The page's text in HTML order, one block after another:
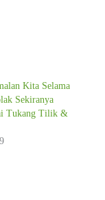
Kita Selama
Sekiranya
Tukang Tilik &